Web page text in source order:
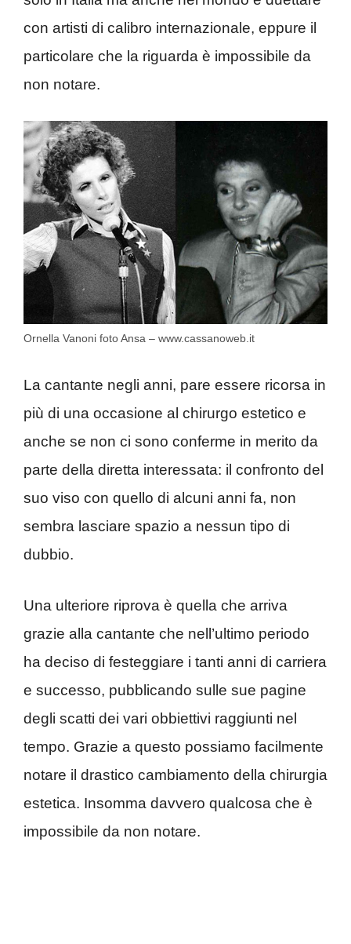
con artisti di calibro internazionale, eppure il
particolare che la riguarda è impossibile da
non notare.
Ornella Vanoni foto Ansa – www.cassanoweb.it
La cantante negli anni, pare essere ricorsa in
più di una occasione al chirurgo estetico e
anche se non ci sono conferme in merito da
parte della diretta interessata: il confronto del
suo viso con quello di alcuni anni fa, non
sembra lasciare spazio a nessun tipo di
dubbio.
Una ulteriore riprova è quella che arriva
grazie alla cantante che nell’ultimo periodo
ha deciso di festeggiare i tanti anni di carriera
e successo, pubblicando sulle sue pagine
degli scatti dei vari obbiettivi raggiunti nel
tempo. Grazie a questo possiamo facilmente
notare il drastico cambiamento della chirurgia
estetica. Insomma davvero qualcosa che è
impossibile da non notare.